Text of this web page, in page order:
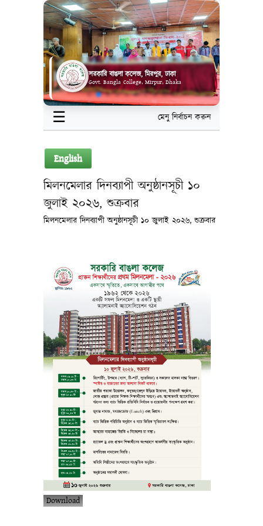
সরকারি বাঙলা কলেজ, মিরপুর, ঢাকা
Govt. Bangla College, Mirpur, Dhaka
☰ মেনু নির্বাচন করুন
English
মিলনমেলার দিনব্যাপী অনুষ্ঠানসূচী ১০
জুলাই ২০২৬, শুক্রবার
মিলনমেলার দিনব্যাপী অনুষ্ঠানসূচী ১০ জুলাই ২০২৬, শুক্রবার
Download